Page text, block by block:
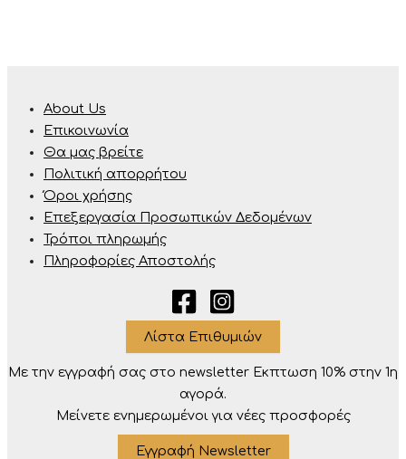
About Us
Επικοινωνία
Θα μας βρείτε
Πολιτική απορρήτου
Όροι χρήσης
Επεξεργασία Προσωπικών Δεδομένων
Τρόποι πληρωμής
Πληροφορίες Αποστολής
Λίστα Επιθυμιών
Με την εγγραφή σας στο newsletter Eκπτωση 10% στην 1η
αγορά.
Μείνετε ενημερωμένοι για νέες προσφορές
Εγγραφή Newsletter